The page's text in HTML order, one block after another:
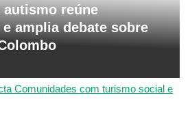
reúne
amplia debate sobre